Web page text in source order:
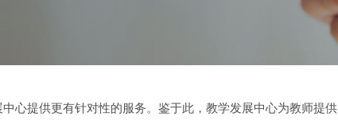
心提供更有针对性的服务。鉴于此，教学发展中心为教师提供